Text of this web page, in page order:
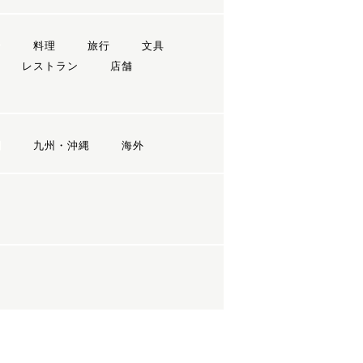
料理 旅行
文具
レストラン
店舗
九州・沖縄 海外